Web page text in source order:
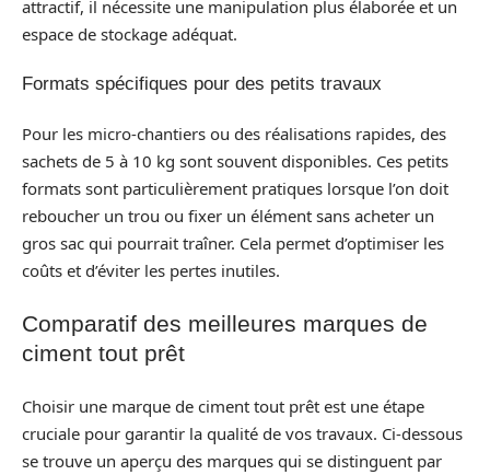
attractif, il nécessite une manipulation plus élaborée et un
espace de stockage adéquat.
Formats spécifiques pour des petits travaux
Pour les micro-chantiers ou des réalisations rapides, des
sachets de 5 à 10 kg sont souvent disponibles. Ces petits
formats sont particulièrement pratiques lorsque l’on doit
reboucher un trou ou fixer un élément sans acheter un
gros sac qui pourrait traîner. Cela permet d’optimiser les
coûts et d’éviter les pertes inutiles.
Comparatif des meilleures marques de
ciment tout prêt
Choisir une marque de ciment tout prêt est une étape
cruciale pour garantir la qualité de vos travaux. Ci-dessous
se trouve un aperçu des marques qui se distinguent par